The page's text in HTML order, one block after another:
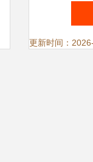
司 · 承接
制交付——
更新时间：